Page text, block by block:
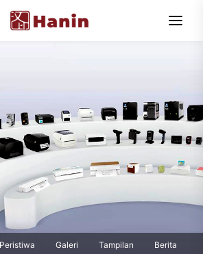
Peristiwa Galeri Tampilan
Berita